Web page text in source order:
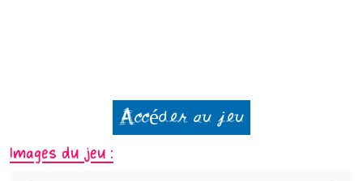
Accéder au jeu
Images du jeu :